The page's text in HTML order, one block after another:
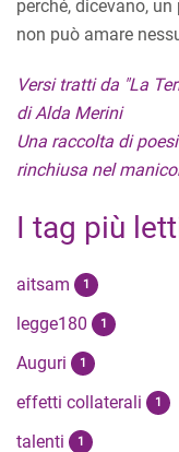
perché, dicevano, un
non può amare
Versi tratti da "La
di Alda Merini
Una raccolta di
rinchiusa nel
I tag più
aitsam 1
legge180 1
Auguri 1
effetti collaterali 1
talenti 1